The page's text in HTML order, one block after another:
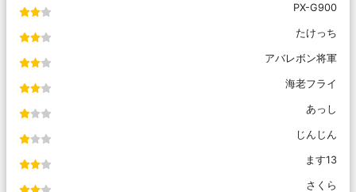
PX-G900
たけっち
アバレボン将軍
海老フライ
あっし
じんじん
ます13
さくら